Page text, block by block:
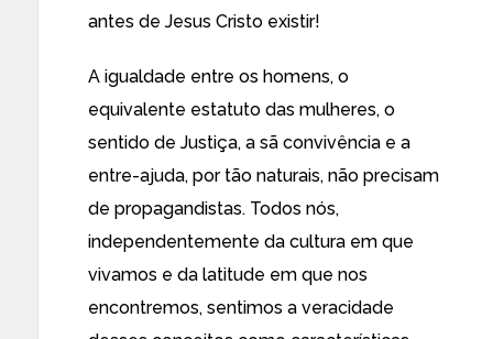
antes de Jesus Cristo existir!
A igualdade entre os homens, o
equivalente estatuto das mulheres, o
sentido de Justiça, a sã convivência e a
entre-ajuda, por tão naturais, não precisam
de propagandistas. Todos nós,
independentemente da cultura em que
vivamos e da latitude em que nos
encontremos, sentimos a veracidade